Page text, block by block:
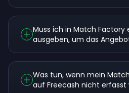
Muss ich in Match Factory
ausgeben, um das
Was tun, wenn mein
auf Freecash nicht erfasst